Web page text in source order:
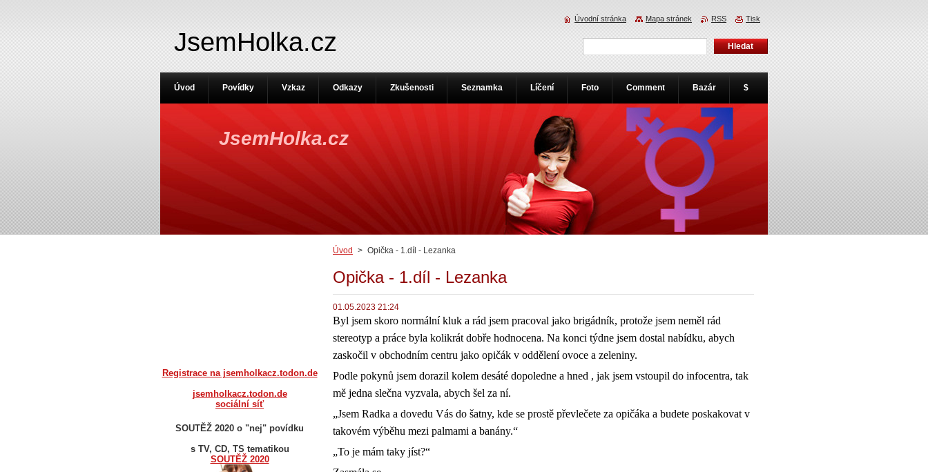
JsemHolka.cz
JsemHolka.cz
Úvod > Opička - 1.díl - Lezanka
Opička - 1.díl - Lezanka
01.05.2023 21:24
Byl jsem skoro normální kluk a rád jsem pracoval jako brigádník, protože jsem neměl rád
stereotyp a práce byla kolikrát dobře hodnocena. Na konci týdne jsem dostal nabídku, abych
zaskočil v obchodním centru jako opičák v oddělení ovoce a zeleniny.
Podle pokynů jsem dorazil kolem desáté dopoledne a hned , jak jsem vstoupil do infocentra, tak
mě jedna slečna vyzvala, abych šel za ní.
„Jsem Radka a dovedu Vás do šatny, kde se prostě převlečete za opičáka a budete poskakovat v
takovém výběhu mezi palmami a banány.“
„To je mám taky jíst?“
Registrace na jsemholkacz.todon.de
jsemholkacz.todon.de
sociální síť
SOUTĚŽ 2020 o "nej" povídku
s TV, CD, TS tematikou
SOUTĚŽ 2020
Úvod Povídky Vzkaz Odkazy Zkušenosti Seznamka Líčení Foto Comment Bazár $
Úvodní stránka Mapa stránek RSS Tisk